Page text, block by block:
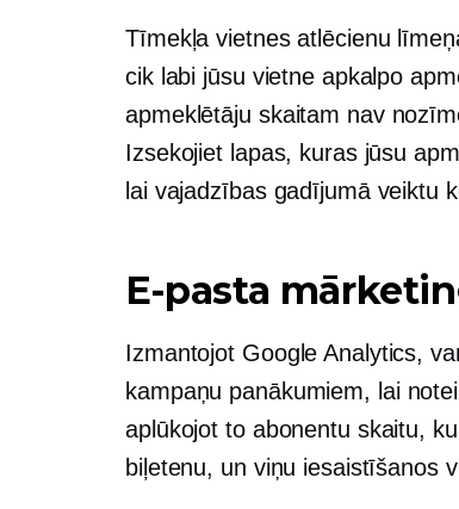
Tīmekļa vietnes atlēcienu
cik labi jūsu vietne apkalpo
apmeklētāju skaitam nav
Izsekojiet lapas, kuras jūsu
lai vajadzības gadījumā veiktu
E-pasta
Izmantojot Google Analytics,
kampaņu panākumiem, lai
aplūkojot to abonentu skaitu,
biļetenu, un viņu iesaistīšanos